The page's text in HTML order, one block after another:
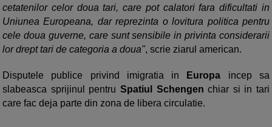
cetatenilor celor doua tari, care pot calatori fara dificultati in
Uniunea Europeana, dar reprezinta o lovitura politica pentru
cele doua guverne, care sunt sensibile in privinta considerarii
lor drept tari de categoria a doua", scrie ziarul american.
Disputele publice privind imigratia in Europa incep sa
slabeasca sprijinul pentru Spatiul Schengen chiar si in tari
care fac deja parte din zona de libera circulatie.